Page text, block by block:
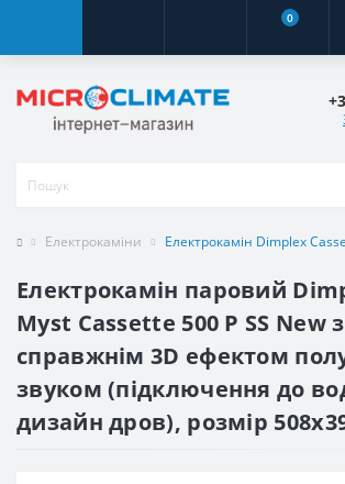
0
Електрокаміни Електрокамін Dimplex
Електрокамін паровий
Myst Cassette 500 P SS New
справжнім 3D ефектом
звуком (підключення до
дизайн дров), розмір